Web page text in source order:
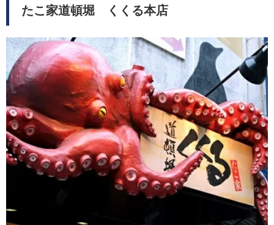
たこ家道頓堀 くくる本店